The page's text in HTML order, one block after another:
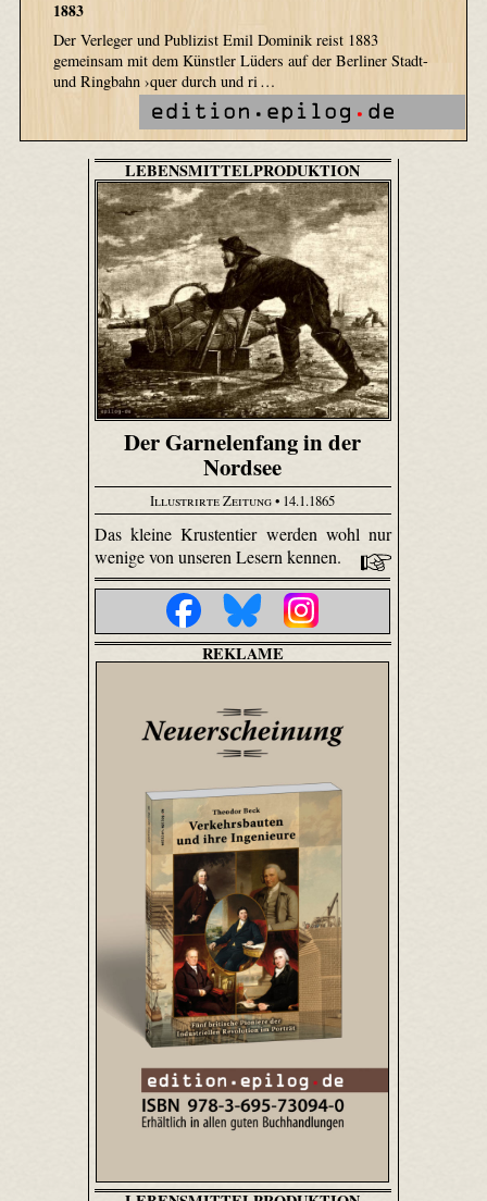
1883
Der Verleger und Publizist Emil Dominik reist 1883
gemeinsam mit dem Künstler Lüders auf der Berliner Stadt-
und Ringbahn ›quer durch und ri …
LEBENSMITTELPRODUKTION
Der Garnelenfang in der
Nordsee
Illustrirte Zeitung• 14.1.1865
Das kleine Krustentier werden wohl nur
wenige von unseren Lesern kennen.
REKLAME